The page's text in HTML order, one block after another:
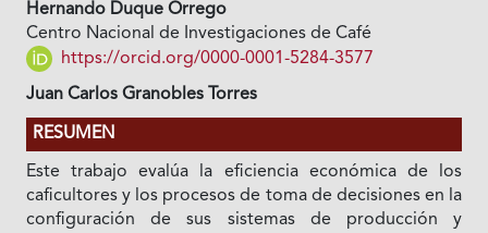
Hernando Duque Orrego
Centro Nacional de Investigaciones de Café
https://orcid.org/0000-0001-5284-3577
Juan Carlos Granobles Torres
RESUMEN
Este trabajo evalúa la eficiencia económica de los
caficultores y los procesos de toma de decisiones en la
configuración de sus sistemas de producción y